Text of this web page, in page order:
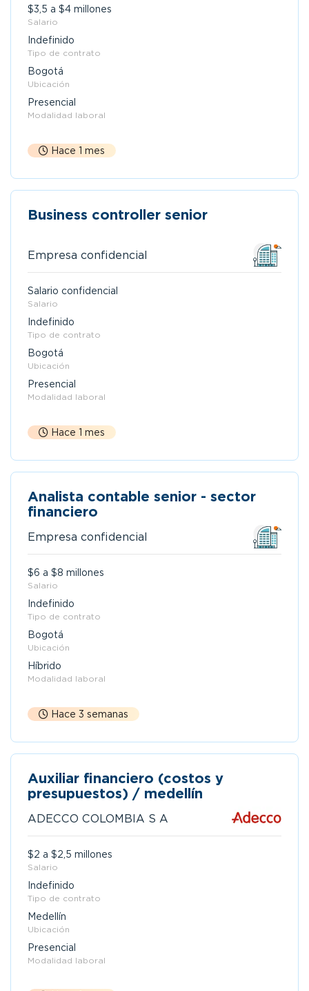
$3,5 a $4 millones
Salario
Indefinido
Tipo de contrato
Bogotá
Ubicación
Presencial
Modalidad laboral
Hace 1 mes
Business controller senior
Empresa confidencial
Salario confidencial
Salario
Indefinido
Tipo de contrato
Bogotá
Ubicación
Presencial
Modalidad laboral
Hace 1 mes
Analista contable senior - sector
financiero
Empresa confidencial
$6 a $8 millones
Salario
Indefinido
Tipo de contrato
Bogotá
Ubicación
Híbrido
Modalidad laboral
Hace 3 semanas
Auxiliar financiero (costos y
presupuestos) / medellín
ADECCO COLOMBIA S A
$2 a $2,5 millones
Salario
Indefinido
Tipo de contrato
Medellín
Ubicación
Presencial
Modalidad laboral